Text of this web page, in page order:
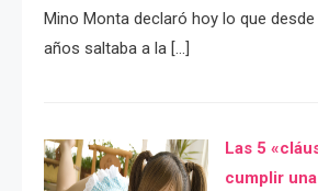
Mino Monta declaró hoy lo que
años saltaba a la […]
Las 5
cumplir